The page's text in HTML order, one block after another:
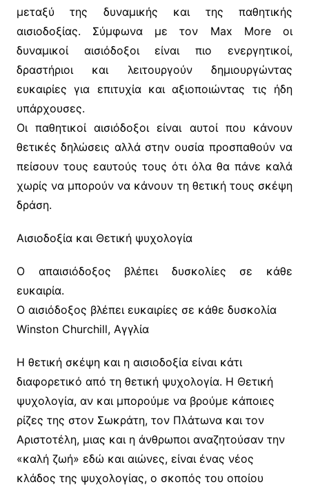
μεταξύ της δυναμικής και της παθητικής
αισιοδοξίας. Σύμφωνα με τον Max More οι
δυναμικοί αισιόδοξοι είναι πιο ενεργητικοί,
δραστήριοι και λειτουργούν δημιουργώντας
ευκαιρίες για επιτυχία και αξιοποιώντας τις ήδη
υπάρχουσες.
Οι παθητικοί αισιόδοξοι είναι αυτοί που κάνουν
θετικές δηλώσεις αλλά στην ουσία προσπαθούν να
πείσουν τους εαυτούς τους ότι όλα θα πάνε καλά
χωρίς να μπορούν να κάνουν τη θετική τους σκέψη
δράση.
Αισιοδοξία και Θετική ψυχολογία
Ο απαισιόδοξος βλέπει δυσκολίες σε κάθε
ευκαιρία.
Ο αισιόδοξος βλέπει ευκαιρίες σε κάθε δυσκολία
Winston Churchill, Αγγλία
Η θετική σκέψη και η αισιοδοξία είναι κάτι
διαφορετικό από τη θετική ψυχολογία. Η Θετική
ψυχολογία, αν και μπορούμε να βρούμε κάποιες
ρίζες της στον Σωκράτη, τον Πλάτωνα και τον
Αριστοτέλη, μιας και η άνθρωποι αναζητούσαν την
«καλή ζωή» εδώ και αιώνες, είναι ένας νέος
κλάδος της ψυχολογίας, ο σκοπός του οποίου